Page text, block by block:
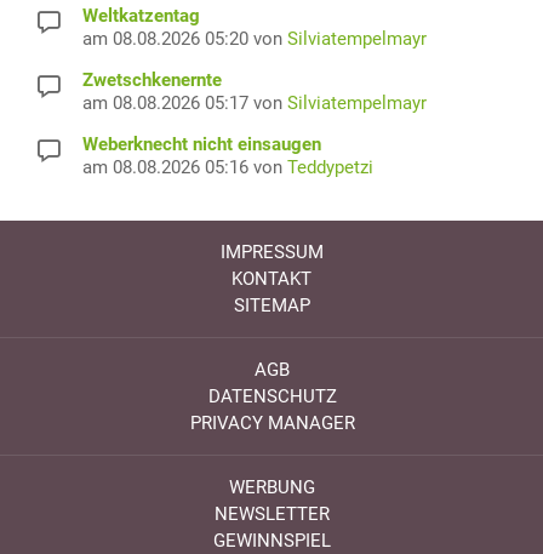
Weltkatzentag
am 08.08.2026 05:20 von Silviatempelmayr
Zwetschkenernte
am 08.08.2026 05:17 von Silviatempelmayr
Weberknecht nicht einsaugen
am 08.08.2026 05:16 von Teddypetzi
IMPRESSUM
KONTAKT
SITEMAP
AGB
DATENSCHUTZ
PRIVACY MANAGER
WERBUNG
NEWSLETTER
GEWINNSPIEL